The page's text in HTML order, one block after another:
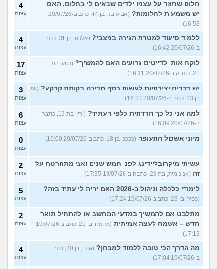
חלום שחוזר על עצמו ילדים שבאים לי בחלום, האם
יש משמעות לחלומות?
(אב עובד, בן 44, כתב ב-20/07/26
16:53)
4
עצות
ללמוד סיעוד למטרת הגירה במצבי?
(אלכס, בן 31, כתב
ב-20/07/26 16:42)
4
עצות
לוקח אותי לדייטים גרועים האם להמשיך? (נטע, בת
21, כתבה ב-20/07/26 16:31)
17
עצות
יש דרכים יצירתיות לעשות כסף מדירה בקומת קרקע? (שי,
בן 23, כתב ב-20/07/26 16:20)
3
עצות
למה אני כל כך חרדתית כלפי העתיד?
(ירין, בת 19, כתבה
ב-20/07/26 16:09)
6
עצות
מיוני אשכול התעופה (ככככ, בן 18, כתב ב-20/07/26 16:00) 0
עצות
עשיתי מיקרובליידינג לפני חמש שנים ואני מתחרטת על
זה (אנונימית, בת 23, כתבה ב-19/07/26 17:35)
2
עצות
לימודי כלכלה וניהול ב-2026 האם יהיה לי עתיד בזה?
(כפיר, בן 23, כתב ב-19/07/26 17:24)
5
עצות
מתלבט אם להמשיך במדעי המחשב או להתחיל תואר
חדש – אשמח לעצה אמיתית
(מדמח, בן 21, כתב ב-19/07/26
17:13)
2
עצות
מה הדרך הכי טובה ללמוד למבחן?
(אודי, בן 20, כתב
ב-19/07/26 17:04)
4
עצות